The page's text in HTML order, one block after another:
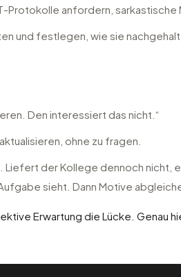
Protokolle anfordern, sarkastische
und festlegen, wie sie
Den interessiert das nicht.“
ohne zu fragen.
der Kollege dennoch nicht,
sieht. Dann Motive
Erwartung die Lücke. Genau